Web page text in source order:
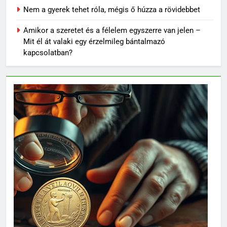
Nem a gyerek tehet róla, mégis ő húzza a rövidebbet
Amikor a szeretet és a félelem egyszerre van jelen –
Mit él át valaki egy érzelmileg bántalmazó
kapcsolatban?
Topi Rönni a Ferencvárosban –
Új lendület a Fradi
jégkorongcsapatánál
SPORT
63
Petra Simon – Egy magyar
tehetség, aki világszinten is
feltűnést keltett
SPORT
64
Az FTC körüli uszály – magyar
foci homokra épül?